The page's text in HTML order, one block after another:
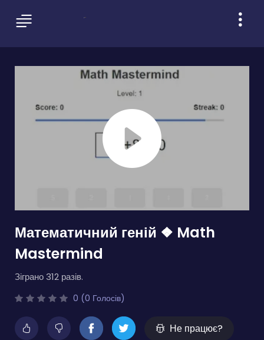
Математичний геній ❖ Math
Mastermind
Зіграно 312 разів.
0 (0 Голосів)
Не працює?